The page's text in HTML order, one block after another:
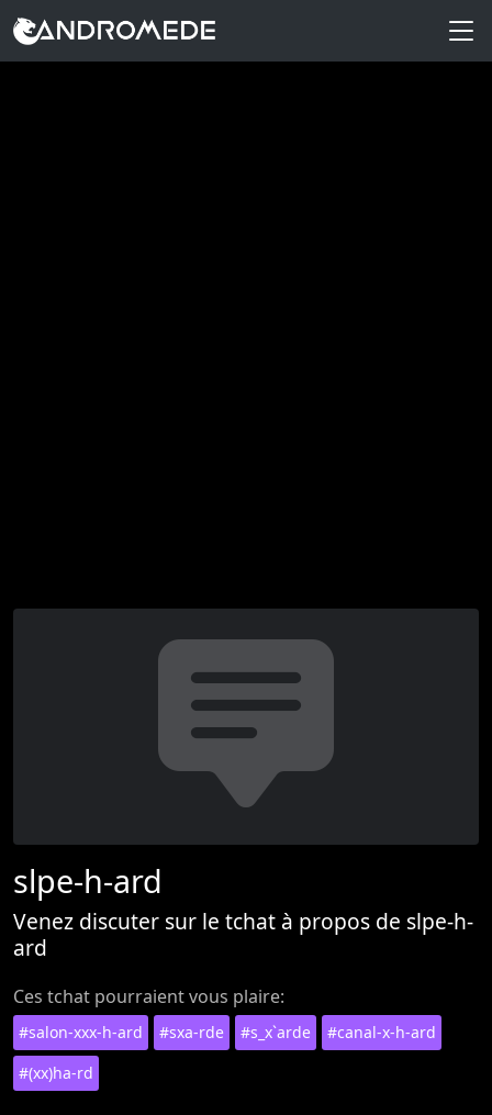
slpe-h-ard
Venez discuter sur le tchat à propos de slpe-h-
ard
Ces tchat pourraient vous plaire:
#salon-xxx-h-ard #sxa-rde #s_x`arde
#canal-x-h-ard
#(xx)ha-rd